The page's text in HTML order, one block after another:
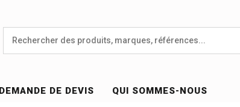
DEMANDE DE DEVIS QUI SOMMES-NOUS